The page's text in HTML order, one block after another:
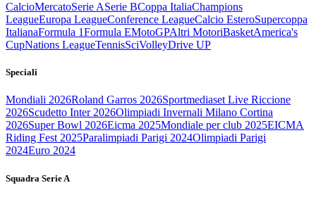
CalcioMercatoSerie ASerie BCoppa ItaliaChampions
LeagueEuropa LeagueConference LeagueCalcio EsteroSupercoppa
ItalianaFormula 1Formula EMotoGPAltri MotoriBasketAmerica's
CupNations LeagueTennisSciVolleyDrive UP
Speciali
Mondiali 2026Roland Garros 2026Sportmediaset Live Riccione
2026Scudetto Inter 2026Olimpiadi Invernali Milano Cortina
2026Super Bowl 2026Eicma 2025Mondiale per club 2025EICMA
Riding Fest 2025Paralimpiadi Parigi 2024Olimpiadi Parigi
2024Euro 2024
Squadra Serie A